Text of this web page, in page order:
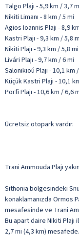
Talgo Plajı - 5,9 km / 3,7
Nikiti Limanı - 8 km / 5 mi
Agios Ioannis Plajı - 8,9
Kastri Plajı - 9,3 km / 5,8
Nikiti Plajı - 9,3 km / 5,8 mi
Livári Plajı - 9,7 km / 6 mi
Salonikioú Plajı - 10,1 km
Küçük Kastri Plajı - 10,1
Porfi Plajı - 10,6 km / 6,6
Ücretsiz otopark vardır.
Trani Ammouda Plajı
Sithonia bölgesindeki
konaklamanızda Ormos
mesafesinde ve Trani
Bu apart daire Nikiti Plajı
2,7 mi (4,3 km) mesafede.